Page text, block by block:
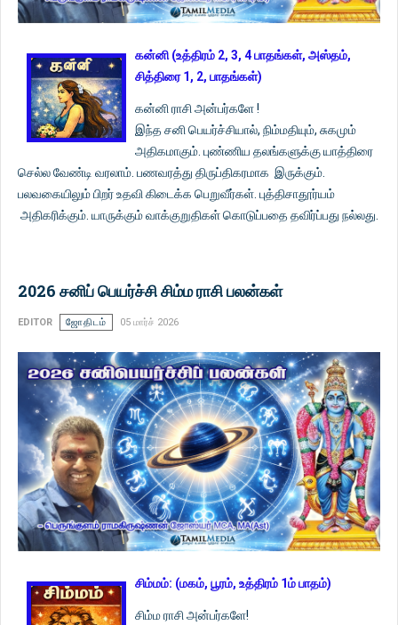
கன்னி (உத்திரம் 2, 3, 4 பாதங்கள், அஸ்தம்,
சித்திரை 1, 2, பாதங்கள்)
கன்னி ராசி அன்பர்களே !
இந்த சனி பெயர்ச்சியால், நிம்மதியும், சுகமும்
அதிகமாகும். புண்ணிய தலங்களுக்கு யாத்திரை
செல்ல வேண்டி வரலாம். பணவரத்து திருப்திகரமாக இருக்கும்.
பலவகையிலும் பிறர் உதவி கிடைக்க பெறுவீர்கள். புத்திசாதூர்யம்
அதிகரிக்கும். யாருக்கும் வாக்குறுதிகள் கொடுப்பதை தவிர்ப்பது நல்லது.
2026 சனிப் பெயர்ச்சி சிம்ம ராசி பலன்கள்
EDITOR ஜோதிடம் 05 மார்ச் 2026
சிம்மம்: (மகம், பூரம், உத்திரம் 1ம் பாதம்)
சிம்ம ராசி அன்பர்களே!